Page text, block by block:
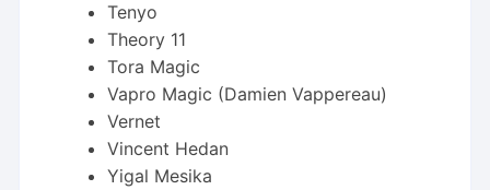
Tenyo
Theory 11
Tora Magic
Vapro Magic (Damien Vappereau)
Vernet
Vincent Hedan
Yigal Mesika